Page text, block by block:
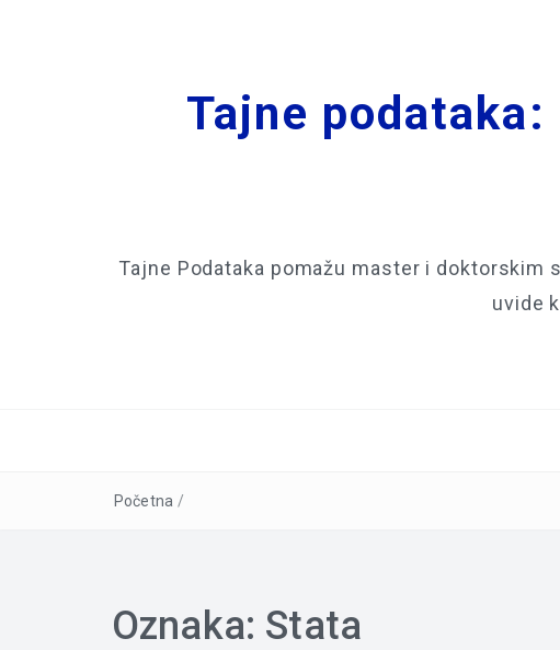
Tajne
Tajne Podataka pomažu master i
uvide
Početna /
Oznaka: Stata